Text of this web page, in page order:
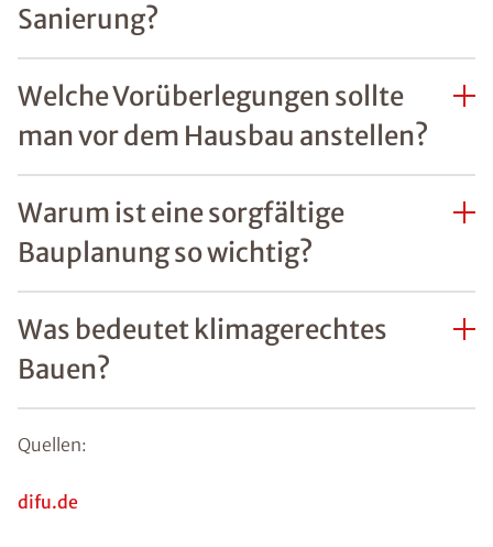
Sanierung?
Welche Vorüberlegungen sollte
man vor dem Hausbau anstellen?
Warum ist eine sorgfältige
Bauplanung so wichtig?
Was bedeutet klimagerechtes
Bauen?
Quellen:
difu.de